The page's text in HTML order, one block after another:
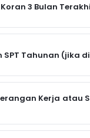
3 Bulan
SPT Tahunan (jika
Kerja atau